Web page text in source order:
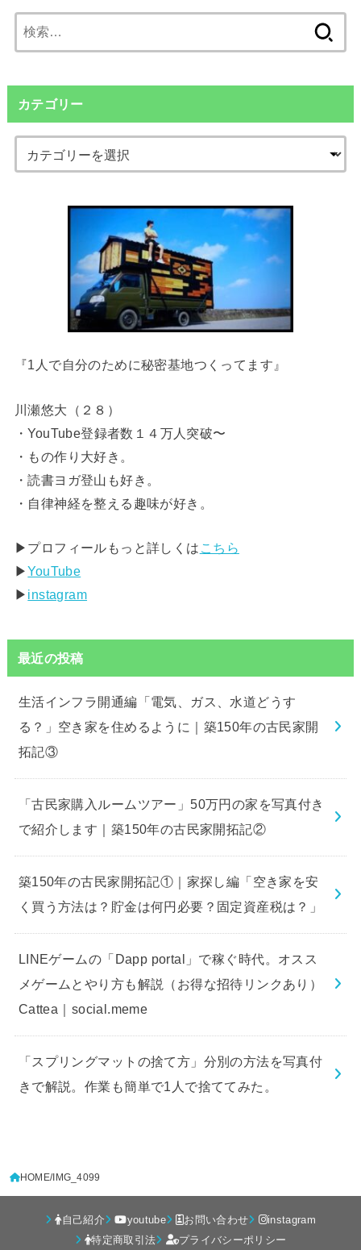
索:
カテゴリー
『1人で自分のために秘密基地つくってます』
川瀬悠大（２８）
・YouTube登録者数１４万人突破〜
・もの作り大好き。
・読書ヨガ登山も好き。
・自律神経を整える趣味が好き。
▶︎プロフィールもっと詳しくは こちら
▶︎YouTube
▶︎ instagram
最近の投稿
生活インフラ開通編「電気、ガス、水道どうす
る？」空き家を住めるように｜築150年の古民家開
拓記③
「古民家購入ルームツアー」50万円の家を写真付き
で紹介します｜築150年の古民家開拓記②
築150年の古民家開拓記①｜家探し編「空き家を安
く買う方法は？貯金は何円必要？固定資産税は？」
LINEゲームの「Dapp portal」で稼ぐ時代。オスス
メゲームとやり方も解説（お得な招待リンクあり）
Cattea｜social.meme
「スプリングマットの捨て方」分別の方法を写真付
きで解説。作業も簡単で1人で捨ててみた。
HOME IMG_4099
自己紹介 youtube お問い合わせ
instagram
特定商取引法
プライバシーポリシー